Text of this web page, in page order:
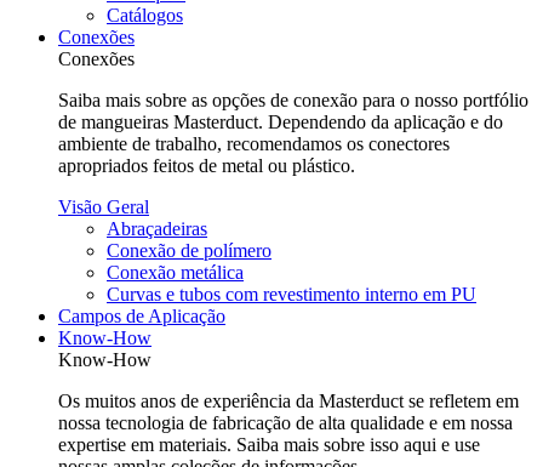
Catálogos
Conexões
Conexões
Saiba mais sobre as opções de conexão para o nosso portfólio
de mangueiras Masterduct. Dependendo da aplicação e do
ambiente de trabalho, recomendamos os conectores
apropriados feitos de metal ou plástico.
Visão Geral
Abraçadeiras
Conexão de polímero
Conexão metálica
Curvas e tubos com revestimento interno em PU
Campos de Aplicação
Know-How
Know-How
Os muitos anos de experiência da Masterduct se refletem em
nossa tecnologia de fabricação de alta qualidade e em nossa
expertise em materiais. Saiba mais sobre isso aqui e use